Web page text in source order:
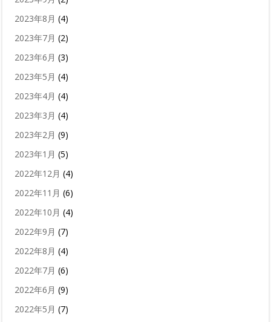
2023年8月 (4)
2023年7月 (2)
2023年6月 (3)
2023年5月 (4)
2023年4月 (4)
2023年3月 (4)
2023年2月 (9)
2023年1月 (5)
2022年12月 (4)
2022年11月 (6)
2022年10月 (4)
2022年9月 (7)
2022年8月 (4)
2022年7月 (6)
2022年6月 (9)
2022年5月 (7)